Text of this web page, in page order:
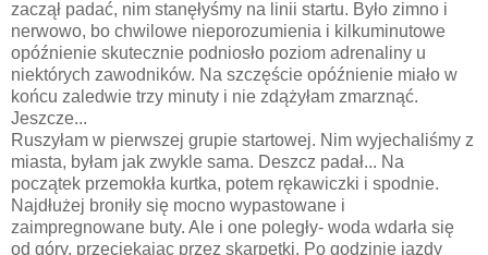
zaczął padać, nim stanęłyśmy na linii startu. Było zimno i
nerwowo, bo chwilowe nieporozumienia i kilkuminutowe
opóźnienie skutecznie podniosło poziom adrenaliny u
niektórych zawodników. Na szczęście opóźnienie miało w
końcu zaledwie trzy minuty i nie zdążyłam zmarznąć.
Jeszcze...
Ruszyłam w pierwszej grupie startowej. Nim wyjechaliśmy z
miasta, byłam jak zwykle sama. Deszcz padał... Na
początek przemokła kurtka, potem rękawiczki i spodnie.
Najdłużej broniły się mocno wypastowane i
zaimpregnowane buty. Ale i one poległy- woda wdarła się
od góry, przeciekając przez skarpetki. Po godzinie jazdy